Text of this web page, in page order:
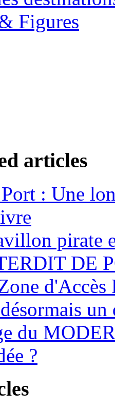
Figures
articles
: Une
pirate
DE
un
du
?